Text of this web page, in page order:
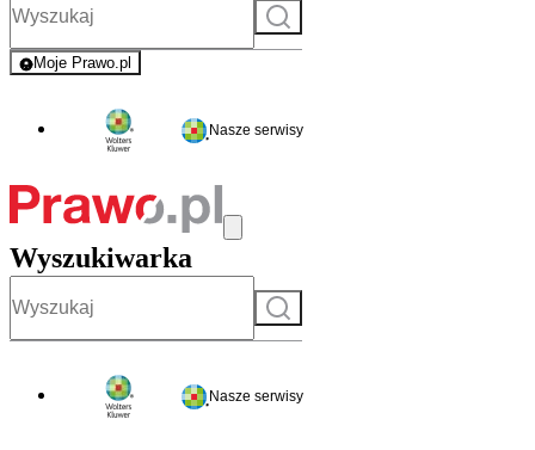
Szukaj
Moje Prawo.pl
- rejestracja i logowanie do serwisu
Nasze serwisy
Wyszukiwarka
Szukaj
Nasze serwisy